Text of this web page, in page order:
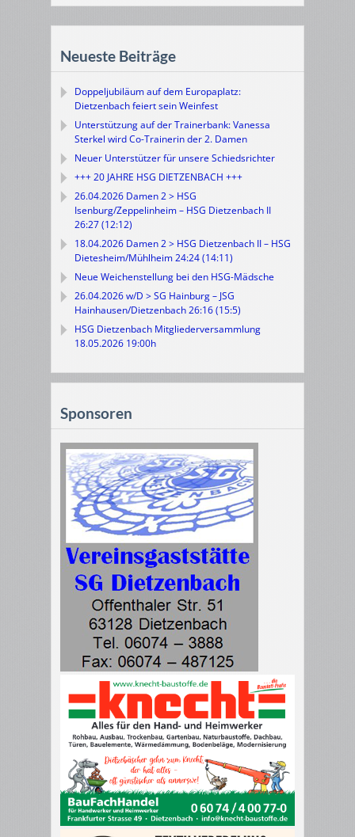
Neueste Beiträge
Doppeljubiläum auf dem Europaplatz:
Dietzenbach feiert sein Weinfest
Unterstützung auf der Trainerbank: Vanessa
Sterkel wird Co-Trainerin der 2. Damen
Neuer Unterstützer für unsere Schiedsrichter
+++ 20 JAHRE HSG DIETZENBACH +++
26.04.2026 Damen 2 > HSG
Isenburg/Zeppelinheim – HSG Dietzenbach II
26:27 (12:12)
18.04.2026 Damen 2 > HSG Dietzenbach II – HSG
Dietesheim/Mühlheim 24:24 (14:11)
Neue Weichenstellung bei den HSG-Mädsche
26.04.2026 w/D > SG Hainburg – JSG
Hainhausen/Dietzenbach 26:16 (15:5)
HSG Dietzenbach Mitgliederversammlung
18.05.2026 19:00h
Sponsoren